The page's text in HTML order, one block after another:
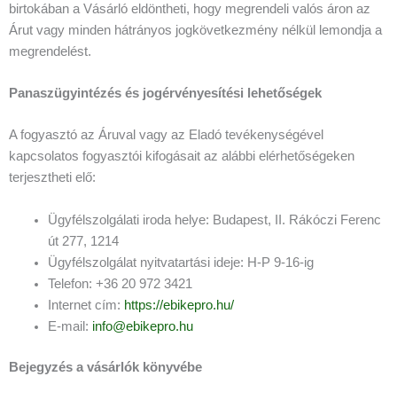
birtokában a Vásárló eldöntheti, hogy megrendeli valós áron az
Árut vagy minden hátrányos jogkövetkezmény nélkül lemondja a
megrendelést.
Panaszügyintézés és jogérvényesítési lehetőségek
A fogyasztó az Áruval vagy az Eladó tevékenységével
kapcsolatos fogyasztói kifogásait az alábbi elérhetőségeken
terjesztheti elő:
Ügyfélszolgálati iroda helye: Budapest, II. Rákóczi Ferenc
út 277, 1214
Ügyfélszolgálat nyitvatartási ideje: H-P 9-16-ig
Telefon: +36 20 972 3421
Internet cím: https://ebikepro.hu/
E-mail: info@ebikepro.hu
Bejegyzés a vásárlók könyvébe